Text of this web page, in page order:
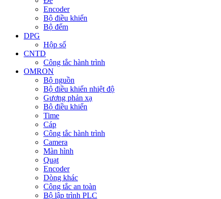
Encoder
Bộ điều khiển
Bộ đếm
DPG
Hộp số
CNTD
Công tắc hành trình
OMRON
Bộ nguồn
Bộ điều khiển nhiệt độ
Gương phản xạ
Bộ điều khiển
Time
Cáp
Công tắc hành trình
Camera
Màn hình
Quạt
Encoder
Dòng khác
Công tắc an toàn
Bộ lập trình PLC